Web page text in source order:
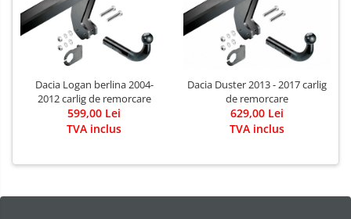
Covorase auto Saab
Covorase auto Seat
Covorase auto Skoda
Covorase auto Suzuki
Covorase auto Toyota
Covorase auto Volvo
transversale
Dacia Logan berlina 2004-
2012 carlig de remorcare
599,00 Lei
TVA inclus
Dacia Duster 2013 - 2017 carlig
de remorcare
629,00 Lei
TVA inclus